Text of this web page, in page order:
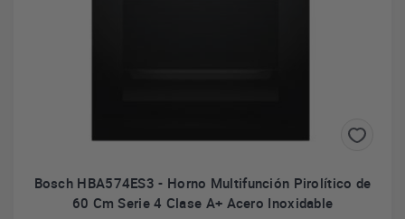
prestaciones que como si lo fueras a usar a diario.
Bosch HBA574ES3 - Horno Multifunción Pirolítico de
60 Cm Serie 4 Clase A+ Acero Inoxidable